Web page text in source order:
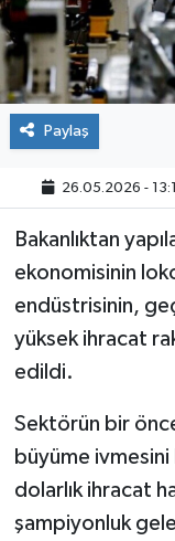
Paylaş
26.05.2026 -
Bakanlıktan
ekonomisinin
endüstrisinin,
yüksek ihracat
edildi.
Sektörün bir
büyüme
dolarlık ihracat
şampiyonluk